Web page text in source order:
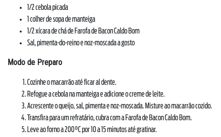
1/2 cebola picada
1 colher de sopa de manteiga
1/2 xícara de chá de Farofa de Bacon Caldo Bom
Sal, pimenta-do-reino e noz-moscada a gosto
Modo de Preparo
Cozinhe o macarrão até ficar al dente.
Refogue a cebola na manteiga e adicione o creme de leite.
Acrescente o queijo, sal, pimenta e noz-moscada. Misture ao macarrão cozido.
Transfira para um refratário, cubra com a Farofa de Bacon Caldo Bom.
Leve ao forno a 200 °C por 10 a 15 minutos até gratinar.